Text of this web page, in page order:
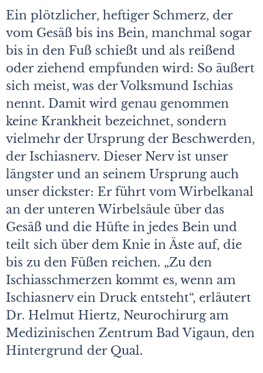
Ein plötzlicher, heftiger Schmerz, der
vom Gesäß bis ins Bein, manchmal sogar
bis in den Fuß schießt und als reißend
oder ziehend empfunden wird: So äußert
sich meist, was der Volksmund Ischias
nennt. Damit wird genau genommen
keine Krankheit bezeichnet, sondern
vielmehr der Ursprung der Beschwerden,
der Ischiasnerv. Dieser Nerv ist unser
längster und an seinem Ursprung auch
unser dickster: Er führt vom Wirbelkanal
an der unteren Wirbelsäule über das
Gesäß und die Hüfte in jedes Bein und
teilt sich über dem Knie in Äste auf, die
bis zu den Füßen reichen. „Zu den
Ischiasschmerzen kommt es, wenn am
Ischiasnerv ein Druck entsteht“, erläutert
Dr. Helmut Hiertz, Neurochirurg am
Medizinischen Zentrum Bad Vigaun, den
Hintergrund der Qual.